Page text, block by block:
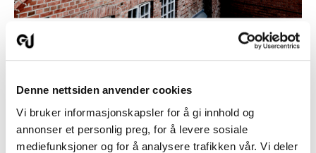
Denne nettsiden anvender cookies
Vi bruker informasjonskapsler for å gi innhold og
annonser et personlig preg, for å levere sosiale
mediefunksjoner og for å analysere trafikken vår. Vi deler
History